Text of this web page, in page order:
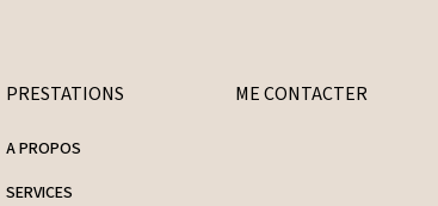
PRESTATIONS
A PROPOS
SERVICES
ME CONTACTER